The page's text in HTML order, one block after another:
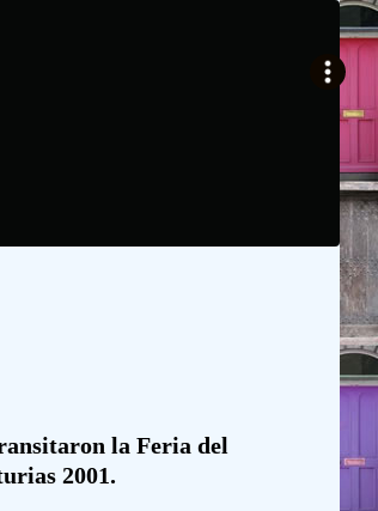
la Feria del
2001.